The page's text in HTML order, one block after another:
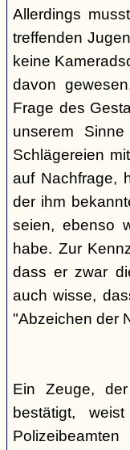
Allerdings
treffenden
keine
davon
Frage des
unserem
Schlägereien
auf Nachfrage,
der ihm
seien, ebenso
habe. Zur
dass er zwar
auch wisse,
"Abzeichen der
Ein Zeuge,
bestätigt,